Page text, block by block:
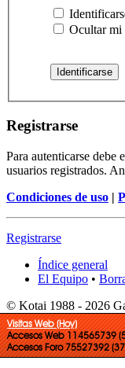
Ocultar mi
Registrarse
Para autenticarse debe
usuarios registrados.
Condiciones de uso |
Registrarse
Índice general
El Equipo •
© Kotai 1988 - 2026
Visitas Web (Hoy)
Accesos Web 114565739
Accesos Foro 75527392